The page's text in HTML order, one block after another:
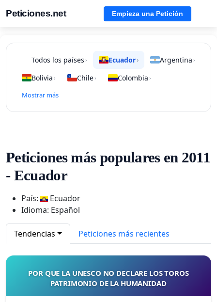
Peticiones.net Empieza una Petición
Todos los países › Ecuador› Argentina ›
Bolivia › Chile› Colombia ›
Mostrar más
Peticiones más populares en 2011
- Ecuador
País:
Ecuador
Idioma: Español
Tendencias Peticiones más recientes
POR QUE LA UNESCO NO DECLARE LOS TOROS
PATRIMONIO DE LA HUMANIDAD